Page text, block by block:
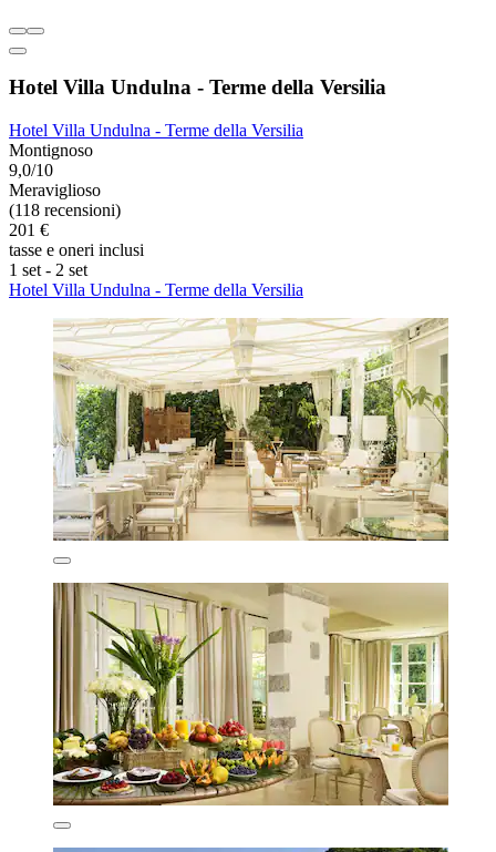
Hotel Villa Undulna - Terme della Versilia
Hotel Villa Undulna - Terme della Versilia
Montignoso
9,0/10
Meraviglioso
(118 recensioni)
201 €
tasse e oneri inclusi
1 set - 2 set
Hotel Villa Undulna - Terme della Versilia